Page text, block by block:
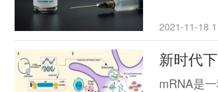
of
组蛋白亚
强了抗
突变株的
2021-11-18
新时代
概述
mRNA是